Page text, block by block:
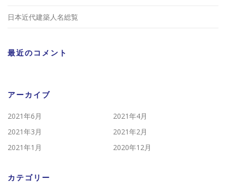
日本近代建築人名総覧
最近のコメント
アーカイブ
2021年6月
2021年4月
2021年3月
2021年2月
2021年1月
2020年12月
カテゴリー